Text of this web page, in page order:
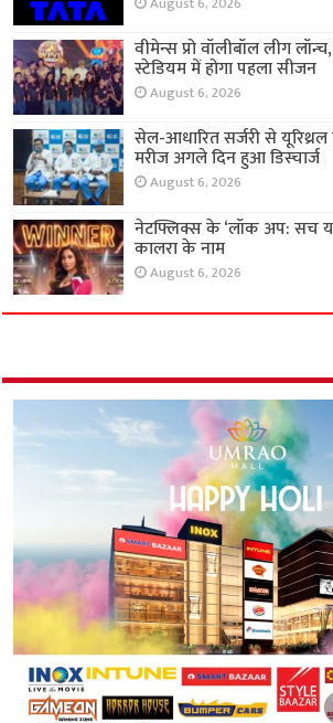
वीमेन्स प्रो वॉलीबॉल लीग
स्टेडियम में होगा पहला सीजन
August 6, 2026
सेल-आधारित सर्जरी से यूरिथ्रल
मरीज अगले दिन हुआ डिस्चार्ज
August 6, 2026
नेटफ्लिक्स के ‘लॉक अप: सच या
कालरा के नाम
August 6, 2026